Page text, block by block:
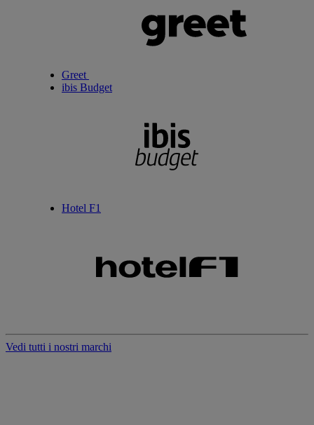
Greet
ibis Budget
Hotel F1
Vedi tutti i nostri marchi